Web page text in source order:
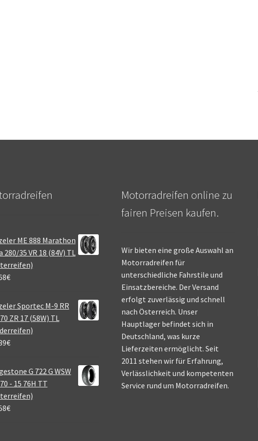
ME 888 Marathon
280/35 VR 18 (84V) TL
€
Sportec M-9 RR
ZR 17 (58W) TL
€
G 722 G WSW
- 15 76H TT
€
Motorradreifen online zu
fairen Preisen kaufen.
Wir bieten eine große Auswahl an
Motorradreifen für
unterschiedliche Fahrstile und
Einsatzbereiche. Der Versand
erfolgt zuverlässig und schnell
nach Österreich. Unser
Hauptlager befindet sich in
Deutschland, was kurze
Lieferzeiten ermöglicht. Seit
2011 stehen wir für Erfahrung,
Verlässlichkeit und kompetenten
Service rund um Motorradreifen.